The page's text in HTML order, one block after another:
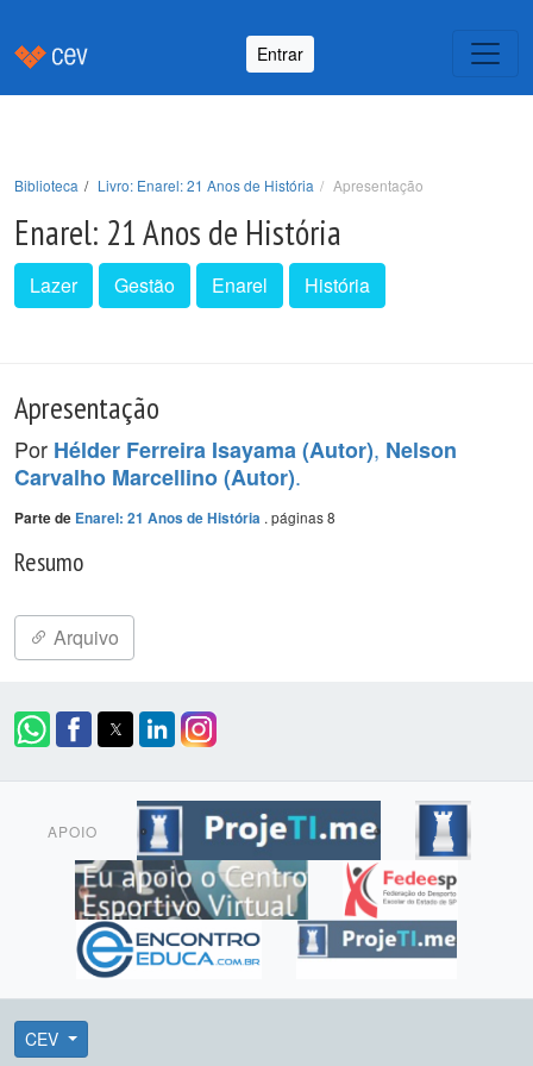
Entrar
Biblioteca Livro: Enarel: 21 Anos de História Apresentação
Enarel: 21 Anos de História
Lazer Gestão Enarel História
Apresentação
Por Hélder Ferreira Isayama (Autor), Nelson
Carvalho Marcellino (Autor).
Parte de Enarel: 21 Anos de História . páginas 8
Resumo
Arquivo
APOIO
CEV